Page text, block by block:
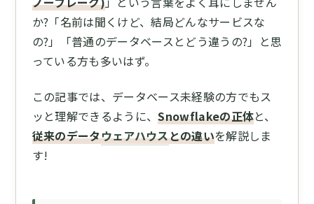
か?「名前は聞くけど、結局どんなサービスな
の?」「普通のデータベースとどう違うの?」と思
っている方も多いはず。
この記事では、データベース未経験の方でもス
ッと理解できるように、Snowflakeの正体と、
従来のデータウェアハウスとの違いを解説しま
す!